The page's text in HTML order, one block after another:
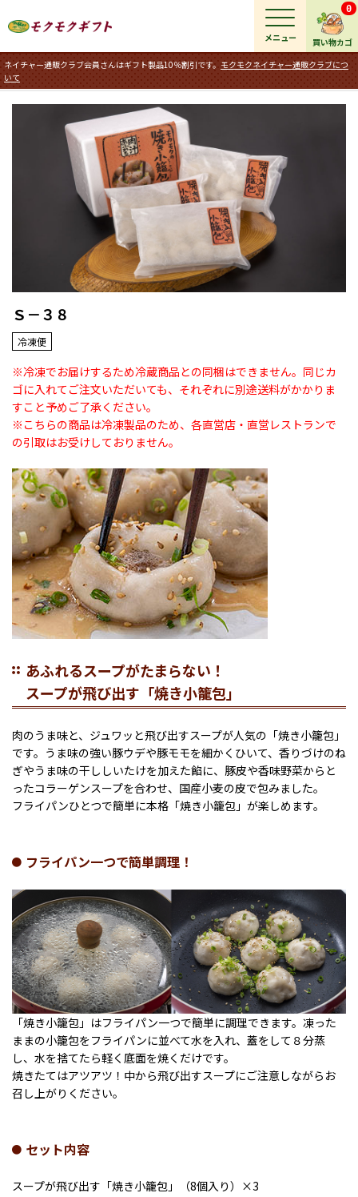
買い物カゴ
0
ネイチャー通販クラブ会員さんはギフト製品10％割引です。 モクモクネイチャー通販クラブにつ
いて
メニュー
Ｓ－３８
冷凍便
※冷凍でお届けするため冷蔵商品との同梱はできません。同じカ
ゴに入れてご注文いただいても、それぞれに別途送料がかかりま
すこと予めご了承ください。
※こちらの商品は冷凍製品のため、各直営店・直営レストランで
の引取はお受けしておりません。
あふれるスープがたまらない！
スープが飛び出す「焼き小籠包」
肉のうま味と、ジュワッと飛び出すスープが人気の「焼き小籠包」
です。うま味の強い豚ウデや豚モモを細かくひいて、香りづけのね
ぎやうま味の干ししいたけを加えた餡に、豚皮や香味野菜からと
ったコラーゲンスープを合わせ、国産小麦の皮で包みました。
フライパンひとつで簡単に本格「焼き小籠包」が楽しめます。
フライパン一つで簡単調理！
「焼き小籠包」はフライパン一つで簡単に調理できます。凍った
ままの小籠包をフライパンに並べて水を入れ、蓋をして８分蒸
し、水を捨てたら軽く底面を焼くだけです。
焼きたてはアツアツ！中から飛び出すスープにご注意しながらお
召し上がりください。
セット内容
スープが飛び出す「焼き小籠包」（8個入り）×3